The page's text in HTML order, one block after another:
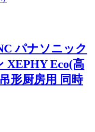
パナソニック
XEPHY Eco(高
形厨房用 同時